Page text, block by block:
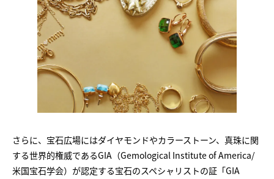
さらに、宝石広場にはダイヤモンドやカラーストーン、真珠に関
する世界的権威であるGIA（Gemological Institute of America/
米国宝石学会）が認定する宝石のスペシャリストの証「GIA